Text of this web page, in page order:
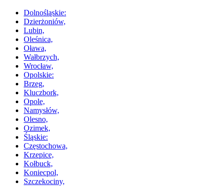
Dolnośląskie:
Dzierżoniów,
Lubin,
Oleśnica,
Oława,
Wałbrzych,
Wrocław,
Opolskie:
Brzeg,
Kluczbork,
Opole,
Namysłów,
Olesno,
Ozimek,
Śląskie:
Częstochowa,
Krzepice,
Kołbuck,
Koniecpol,
Szczekociny,